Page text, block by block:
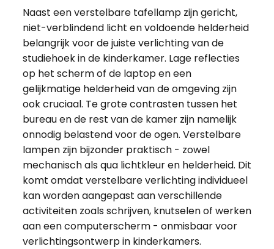
Naast een verstelbare tafellamp zijn gericht,
niet-verblindend licht en voldoende helderheid
belangrijk voor de juiste verlichting van de
studiehoek in de kinderkamer. Lage reflecties
op het scherm of de laptop en een
gelijkmatige helderheid van de omgeving zijn
ook cruciaal. Te grote contrasten tussen het
bureau en de rest van de kamer zijn namelijk
onnodig belastend voor de ogen. Verstelbare
lampen zijn bijzonder praktisch - zowel
mechanisch als qua lichtkleur en helderheid. Dit
komt omdat verstelbare verlichting individueel
kan worden aangepast aan verschillende
activiteiten zoals schrijven, knutselen of werken
aan een computerscherm - onmisbaar voor
verlichtingsontwerp in kinderkamers.